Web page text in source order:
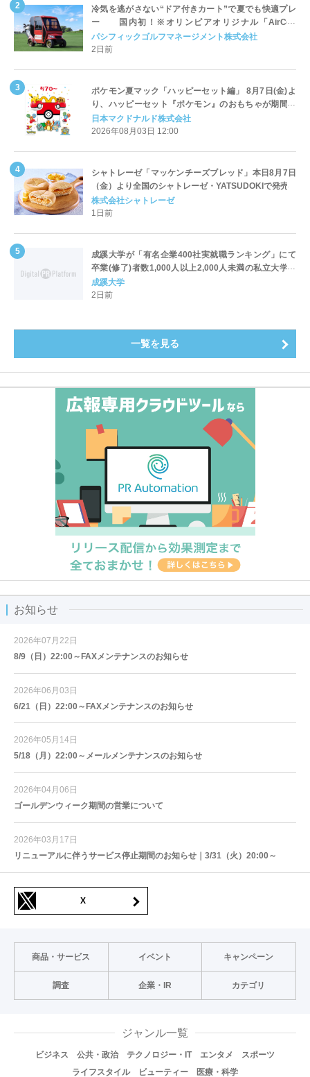
冷気を逃がさない“ドア付きカート”で夏でも快適プレ
ー 国内初！※オリンピアオリジナル「AirCon
Cart（エアコンカート）」導入 | ＰＧＭ
パシフィックゴルフマネージメント株式会社
2日前
ポケモン夏マック「ハッピーセット編」 8月7日(金)よ
り、ハッピーセット『ポケモン』のおもちゃが期間限
定登場
日本マクドナルド株式会社
2026年08月03日 12:00
シャトレーゼ「マッケンチーズブレッド」本日8月7日
（金）より全国のシャトレーゼ・YATSUDOKIで発売
株式会社シャトレーゼ
1日前
成蹊大学が「有名企業400社実就職ランキング」にて
卒業(修了)者数1,000人以上2,000人未満の私立大学で
全国第1位を獲得！～実就職率は26.5%（前年比＋
4.3pt）に伸長、東京の私立大学でも10位にランクイン
成蹊大学
2日前
一覧を見る
お知らせ
2026年07月22日
8/9（日）22:00～FAXメンテナンスのお知らせ
2026年06月03日
6/21（日）22:00～FAXメンテナンスのお知らせ
2026年05月14日
5/18（月）22:00～メールメンテナンスのお知らせ
2026年04月06日
ゴールデンウィーク期間の営業について
2026年03月17日
リニューアルに伴うサービス停止期間のお知らせ｜3/31（火）20:00～
X
商品・サービス イベント キャンペーン
調査 企業・IR カテゴリ
ジャンル一覧
ビジネス 公共・政治 テクノロジー・IT エンタメ
スポーツ
ライフスタイル
ビューティー 医療・科学